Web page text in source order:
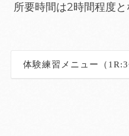
所要時間は2時間程度と
体験練習メニュー（1R:3